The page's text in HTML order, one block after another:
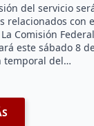
del servicio
relacionados con
Comisión
este sábado 8
temporal del…